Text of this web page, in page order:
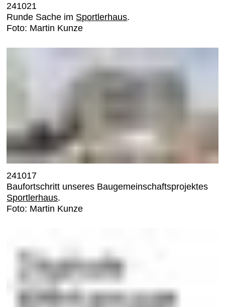
241021
Runde Sache im Sportlerhaus.
Foto: Martin Kunze
241017
Baufortschritt unseres Baugemeinschaftsprojektes
Sportlerhaus.
Foto: Martin Kunze